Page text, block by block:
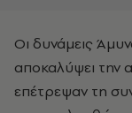
Οι δυνάμεις
αποκαλύψει την
επέτρεψαν τη